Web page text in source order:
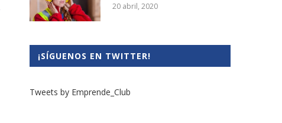
20 abril, 2020
¡SÍGUENOS EN TWITTER!
Tweets by Emprende_Club